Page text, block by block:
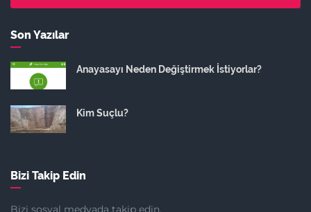
Son Yazılar
Anayasayı Neden Değiştirmek İstiyorlar?
Kim Suçlu?
Bizi Takip Edin
Bizi sosyal medyada takip edin.